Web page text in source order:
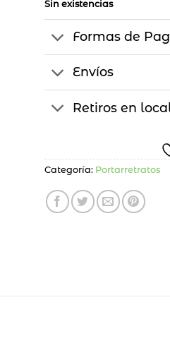
Sin existencias
Formas de
Envíos
Retiros en
Categoría: Portarretratos